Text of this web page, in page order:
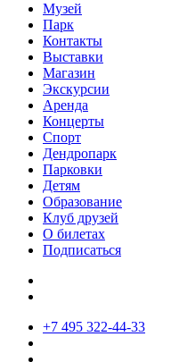
Музей
Парк
Контакты
Выставки
Магазин
Экскурсии
Аренда
Концерты
Спорт
Дендропарк
Парковки
Детям
Образование
Клуб друзей
О билетах
Подписаться
+7 495 322-44-33